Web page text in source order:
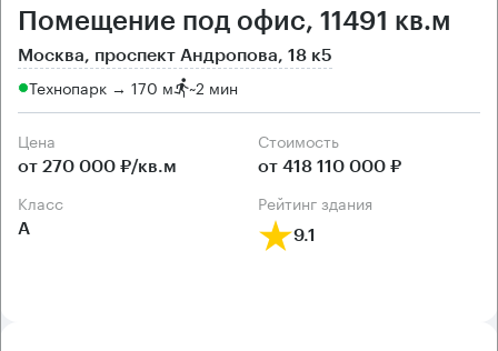
Помещение под офис, 11491 кв.м
Москва, проспект Андропова, 18 к5
Технопарк → 170 м ~2 мин
Цена
от 270 000 ₽/кв.м
Cтоимость
от 418 110 000 ₽
класс
А
рейтинг здания
9.1